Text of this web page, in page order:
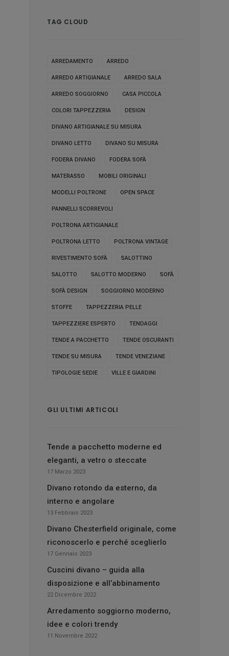
TAG CLOUD
ARREDAMENTO ARREDO
ARREDO ARTIGIANALE ARREDO SALA
ARREDO SOGGIORNO CASA PICCOLA
COLORI TAPPEZZERIA DESIGN
DIVANO ARTIGIANALE SU MISURA
DIVANO LETTO DIVANO SU MISURA
FODERA DIVANO FODERA SOFÀ
MATERASSO MOBILI ORIGINALI
MODELLI POLTRONE OPEN SPACE
PANNELLI SCORREVOLI
POLTRONA ARTIGIANALE
POLTRONA LETTO POLTRONA VINTAGE
RIVESTIMENTO SOFÀ SALOTTINO
SALOTTO SALOTTO MODERNO SOFÀ
SOFÀ DESIGN SOGGIORNO MODERNO
STOFFE TAPPEZZERIA PELLE
TAPPEZZIERE ESPERTO TENDAGGI
TENDE A PACCHETTO TENDE OSCURANTI
TENDE SU MISURA TENDE VENEZIANE
TIPOLOGIE SEDIE VILLE E GIARDINI
GLI ULTIMI ARTICOLI
Tende a pacchetto moderne ed
eleganti, a vetro o steccate
17 Marzo 2023
Divano rotondo da esterno, da
interno e angolare
13 Febbraio 2023
Divano Chesterfield originale, come
riconoscerlo e perché sceglierlo
17 Gennaio 2023
Cuscini divano – guida alla
disposizione e all’abbinamento
22 Dicembre 2022
Arredamento soggiorno moderno,
idee e colori trendy
11 Novembre 2022